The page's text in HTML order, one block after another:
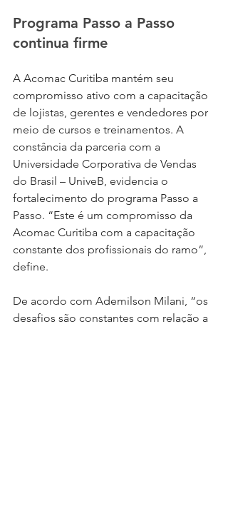
Programa Passo a Passo
continua firme
A Acomac Curitiba mantém seu
compromisso ativo com a capacitação
de lojistas, gerentes e vendedores por
meio de cursos e treinamentos. A
constância da parceria com a
Universidade Corporativa de Vendas
do Brasil – UniveB, evidencia o
fortalecimento do programa Passo a
Passo. “Este é um compromisso da
Acomac Curitiba com a capacitação
constante dos profissionais do ramo”,
define.
De acordo com Ademilson Milani, “os
desafios são constantes com relação a